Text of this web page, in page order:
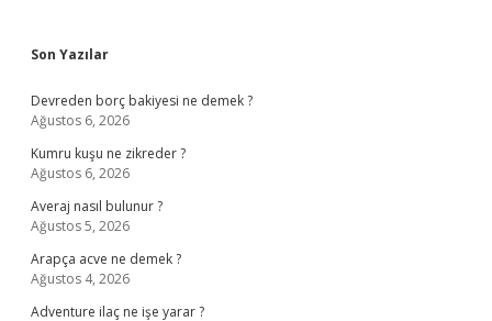
Sidebar
Son Yazılar
Devreden borç bakiyesi ne demek ?
Ağustos 6, 2026
Kumru kuşu ne zikreder ?
Ağustos 6, 2026
Averaj nasıl bulunur ?
Ağustos 5, 2026
Arapça acve ne demek ?
Ağustos 4, 2026
Adventure ilaç ne işe yarar ?